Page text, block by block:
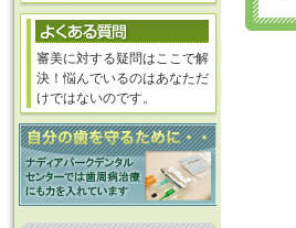
審美に対する疑問はここで解
決！悩んでいるのはあなただ
けではないのです。